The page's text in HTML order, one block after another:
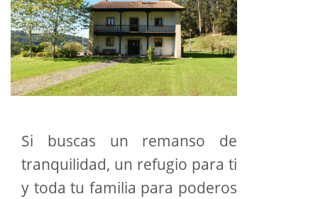
Si buscas un remanso de
tranquilidad, un refugio para ti
y toda tu familia para poderos